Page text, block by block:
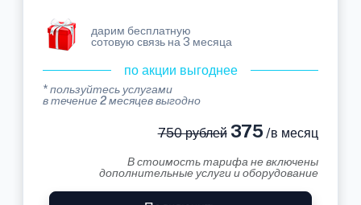
дарим бесплатную
сотовую связь на 3 месяца
по акции выгоднее
* пользуйтесь услугами
в течение 2 месяцев выгодно
750 рублей375 /в месяц
В стоимость тарифа не включены
дополнительные услуги и оборудование